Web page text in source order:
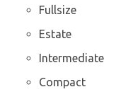
Fullsize
Estate
Intermediate
Compact